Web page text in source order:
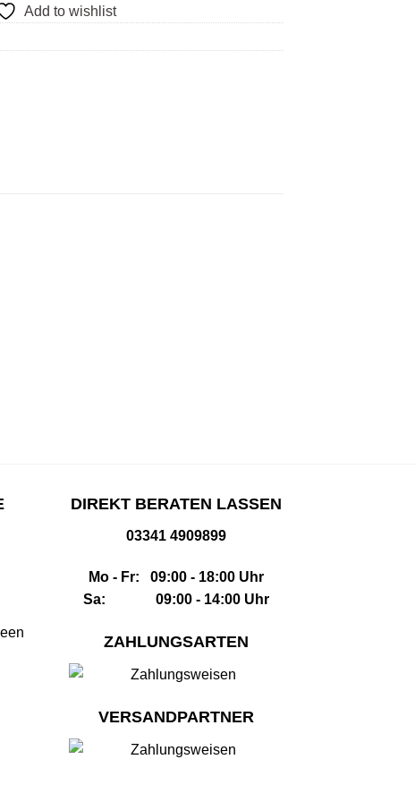
Add to wishlist
DIREKT BERATEN LASSEN
03341 4909899
Mo - Fr: 09:00 - 18:00 Uhr
Sa: 09:00 - 14:00 Uhr
ZAHLUNGSARTEN
VERSANDPARTNER